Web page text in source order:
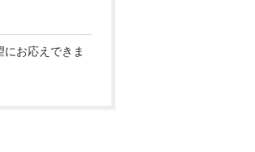
お応えできま